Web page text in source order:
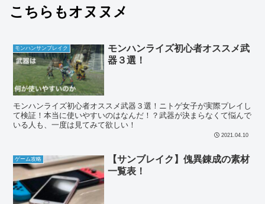
こちらもオヌヌメ
モンハンサンブレイク
モンハンライズ初心者オススメ武
器３選！
モンハンライズ初心者オススメ武器３選！ニトゲ女子が実際プレイし
て検証！本当に使いやすいのはなんだ！？武器が決まらなくて悩んで
いる人も、一度は見てみて欲しい！
2021.04.10
ゲーム攻略
【サンブレイク】傀異錬成の素材
一覧表！